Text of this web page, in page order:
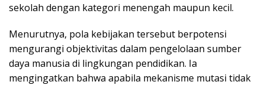
sekolah dengan kategori menengah maupun kecil.
Menurutnya, pola kebijakan tersebut berpotensi
mengurangi objektivitas dalam pengelolaan sumber
daya manusia di lingkungan pendidikan. Ia
mengingatkan bahwa apabila mekanisme mutasi tidak